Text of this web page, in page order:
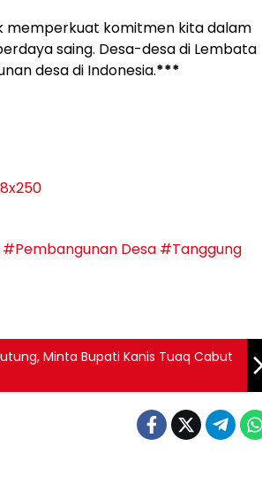
memperkuat komitmen kita dalam
saing. Desa-desa di Lembata
desa di Indonesia.***
#Pembangunan Desa #Tanggung
Minta Bupati Kanis Tuaq Cabut